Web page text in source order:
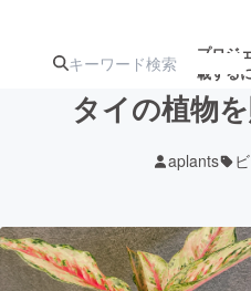
プロジ
載する
タイの植物
aplants